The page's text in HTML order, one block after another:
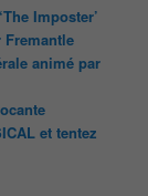
Imposter’
animé par
et tentez